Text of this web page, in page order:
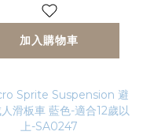
2-5歲兒童滑板車
加入購物車